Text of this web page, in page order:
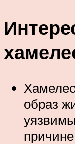
образ